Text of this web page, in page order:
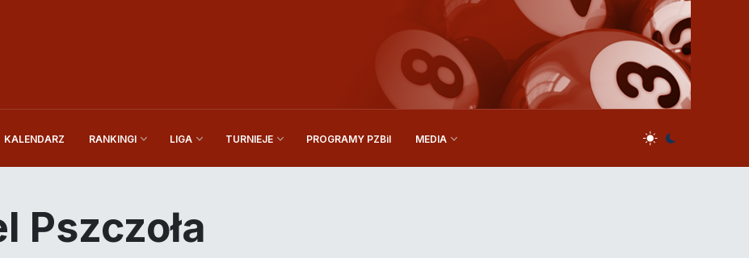
KALENDARZ RANKINGI LIGA TURNIEJE PROGRAMY PZBil MEDIA
Pszczoła